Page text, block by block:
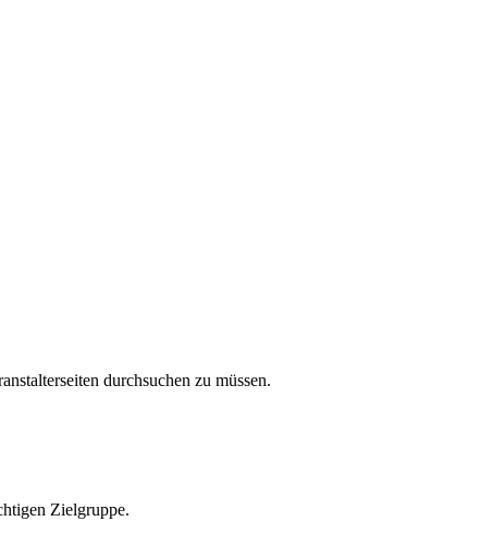
durchsuchen zu müssen.
Zielgruppe.